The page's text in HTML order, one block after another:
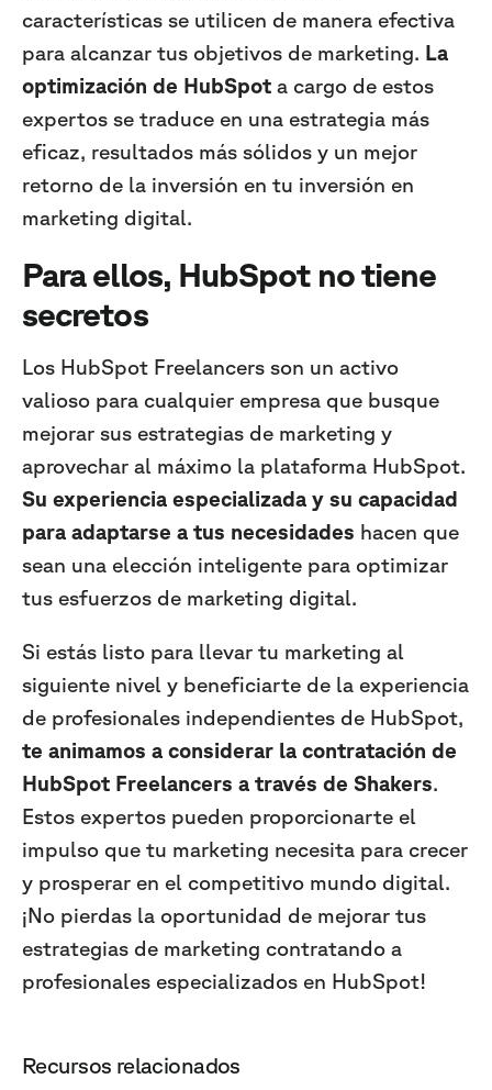
características se utilicen de manera efectiva
para alcanzar tus objetivos de marketing. La
optimización de HubSpot a cargo de estos
expertos se traduce en una estrategia más
eficaz, resultados más sólidos y un mejor
retorno de la inversión en tu inversión en
marketing digital.
Para ellos, HubSpot no tiene
secretos
Los HubSpot Freelancers son un activo
valioso para cualquier empresa que busque
mejorar sus estrategias de marketing y
aprovechar al máximo la plataforma HubSpot.
Su experiencia especializada y su capacidad
para adaptarse a tus necesidades hacen que
sean una elección inteligente para optimizar
tus esfuerzos de marketing digital.
Si estás listo para llevar tu marketing al
siguiente nivel y beneficiarte de la experiencia
de profesionales independientes de HubSpot,
te animamos a considerar la contratación de
HubSpot Freelancers a través de Shakers.
Estos expertos pueden proporcionarte el
impulso que tu marketing necesita para crecer
y prosperar en el competitivo mundo digital.
¡No pierdas la oportunidad de mejorar tus
estrategias de marketing contratando a
profesionales especializados en HubSpot!
Recursos relacionados